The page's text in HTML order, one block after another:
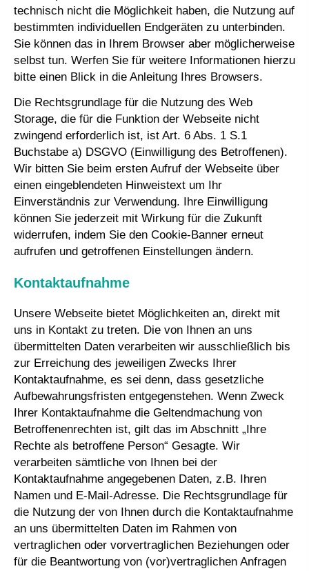
technisch nicht die Möglichkeit haben, die Nutzung auf
bestimmten individuellen Endgeräten zu unterbinden.
Sie können das in Ihrem Browser aber möglicherweise
selbst tun. Werfen Sie für weitere Informationen hierzu
bitte einen Blick in die Anleitung Ihres Browsers.
Die Rechtsgrundlage für die Nutzung des Web
Storage, die für die Funktion der Webseite nicht
zwingend erforderlich ist, ist Art. 6 Abs. 1 S.1
Buchstabe a) DSGVO (Einwilligung des Betroffenen).
Wir bitten Sie beim ersten Aufruf der Webseite über
einen eingeblendeten Hinweistext um Ihr
Einverständnis zur Verwendung. Ihre Einwilligung
können Sie jederzeit mit Wirkung für die Zukunft
widerrufen, indem Sie den Cookie-Banner erneut
aufrufen und getroffenen Einstellungen ändern.
Kontaktaufnahme
Unsere Webseite bietet Möglichkeiten an, direkt mit
uns in Kontakt zu treten. Die von Ihnen an uns
übermittelten Daten verarbeiten wir ausschließlich bis
zur Erreichung des jeweiligen Zwecks Ihrer
Kontaktaufnahme, es sei denn, dass gesetzliche
Aufbewahrungsfristen entgegenstehen. Wenn Zweck
Ihrer Kontaktaufnahme die Geltendmachung von
Betroffenenrechten ist, gilt das im Abschnitt „Ihre
Rechte als betroffene Person“ Gesagte. Wir
verarbeiten sämtliche von Ihnen bei der
Kontaktaufnahme angegebenen Daten, z.B. Ihren
Namen und E-Mail-Adresse. Die Rechtsgrundlage für
die Nutzung der von Ihnen durch die Kontaktaufnahme
an uns übermittelten Daten im Rahmen von
vertraglichen oder vorvertraglichen Beziehungen oder
für die Beantwortung von (vor)vertraglichen Anfragen